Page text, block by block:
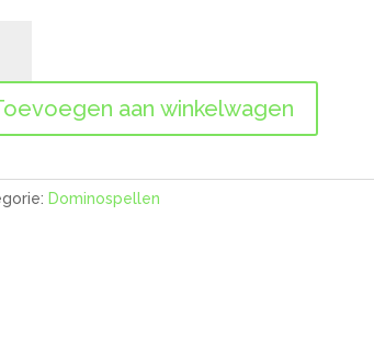
aan winkelwagen
Dominospellen